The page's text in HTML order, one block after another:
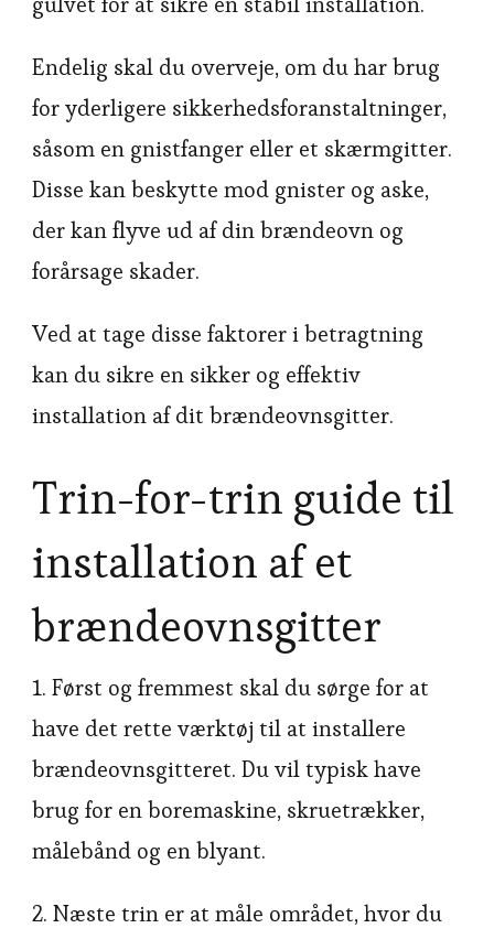
Endelig skal du overveje, om du har brug
for yderligere sikkerhedsforanstaltninger,
såsom en gnistfanger eller et skærmgitter.
Disse kan beskytte mod gnister og aske,
der kan flyve ud af din brændeovn og
forårsage skader.
Ved at tage disse faktorer i betragtning
kan du sikre en sikker og effektiv
installation af dit brændeovnsgitter.
Trin-for-trin guide til
installation af et
brændeovnsgitter
1. Først og fremmest skal du sørge for at
have det rette værktøj til at installere
brændeovnsgitteret. Du vil typisk have
brug for en boremaskine, skruetrækker,
målebånd og en blyant.
2. Næste trin er at måle området, hvor du